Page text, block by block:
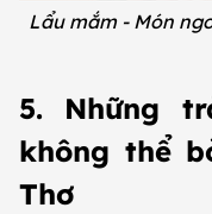
Lẩu mắm - Món
5. Những
không thể
Thơ